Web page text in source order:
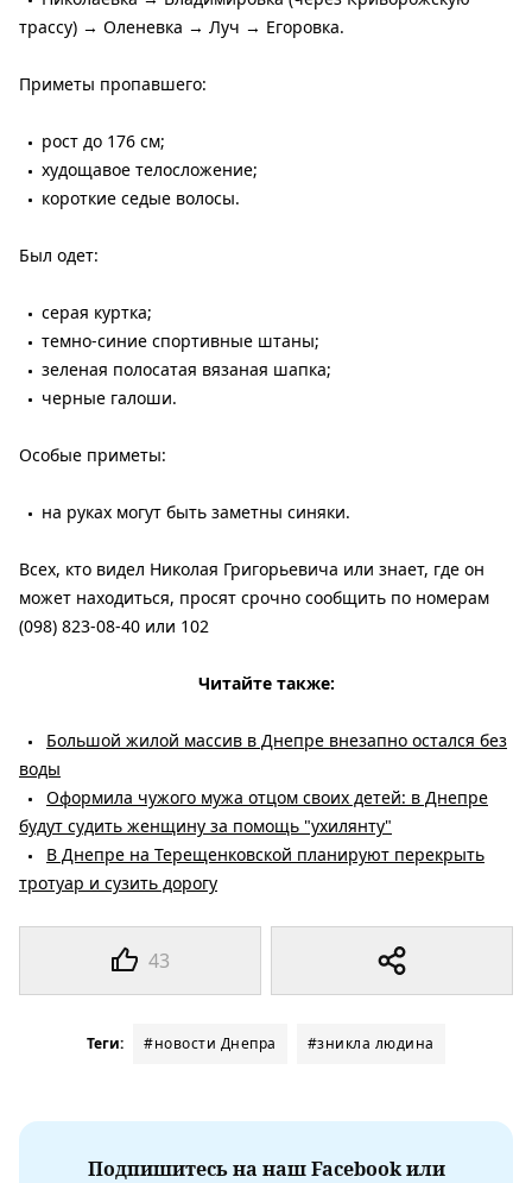
43
трассу) → Оленевка → Луч → Егоровка.
Приметы пропавшего:
рост до 176 см;
худощавое телосложение;
короткие седые волосы.
Был одет:
серая куртка;
темно-синие спортивные штаны;
зеленая полосатая вязаная шапка;
черные галоши.
Особые приметы:
на руках могут быть заметны синяки.
Всех, кто видел Николая Григорьевича или знает, где он
может находиться, просят срочно сообщить по номерам
(098) 823-08-40 или 102
Читайте также:
Большой жилой массив в Днепре внезапно остался без
воды
Оформила чужого мужа отцом своих детей: в Днепре
будут судить женщину за помощь "ухилянту"
В Днепре на Терещенковской планируют перекрыть
тротуар и сузить дорогу
Теги: #новости Днепра #зникла людина
Подпишитесь на наш Facebook или